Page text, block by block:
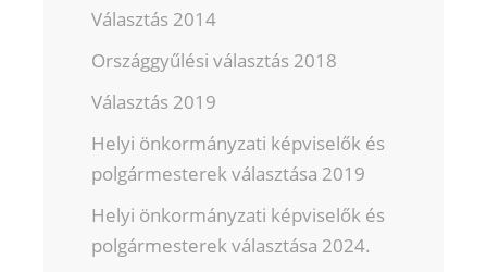
Választás 2014
Országgyűlési választás 2018
Választás 2019
Helyi önkormányzati képviselők és
polgármesterek választása 2019
Helyi önkormányzati képviselők és
polgármesterek választása 2024.